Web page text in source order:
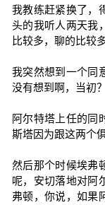
我教练赶紧换了，
头的我听人两天我
比较多，聊的比较多
我突然想到一个同
没有想到啊，当初？
阿尔特塔上任的同
斯塔因为跟这两个
然后那个时候埃弗
呢，安切落地对阿
弗顿，你说，如果